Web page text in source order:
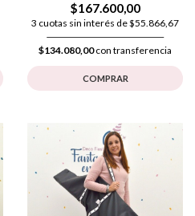
$167.600,00
3 cuotas sin interés de $55.866,67
$134.080,00con transferencia
COMPRAR